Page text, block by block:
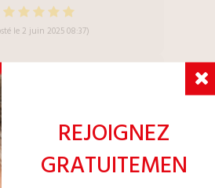
le 2 juin 2025 08:37)
bien réalisés - Bonne
!
C. Hannard
le 9 octobre 2025 09:54)
REJOIGNEZ
GRATUITEMEN